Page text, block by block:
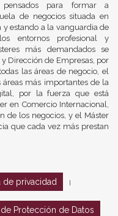
pensados para formar a
de negocios situada en
estando a la vanguardia de
entornos profesional y
más demandados se
Dirección de Empresas, por
las áreas de negocio, el
más importantes de la
por la fuerza que está
en Comercio Internacional,
de los negocios, y el Máster
que cada vez más prestan
de privacidad
Protección de Datos